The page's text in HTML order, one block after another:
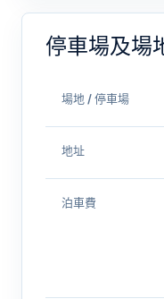
停車場及場
場地 / 停車場
地址
泊車費